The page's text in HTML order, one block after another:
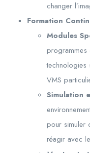
changer
Formation
Modules
programmes
technologies
VMS
Simulation
pour simuler
réagir avec